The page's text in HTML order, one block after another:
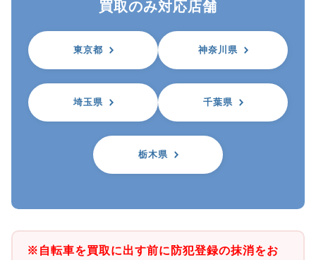
買取のみ対応店舗
東京都 神奈川県
埼玉県 千葉県
栃木県
※自転車を買取に出す前に防犯登録の抹消をお